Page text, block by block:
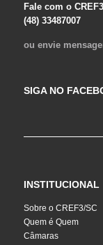
Fale com o
(48) 33487007
ou envie
SIGA NO
INSTITUCIONAL
Sobre o CREF3/SC
Quem é Quem
Câmaras